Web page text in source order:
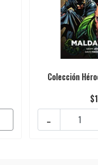
Colección
-